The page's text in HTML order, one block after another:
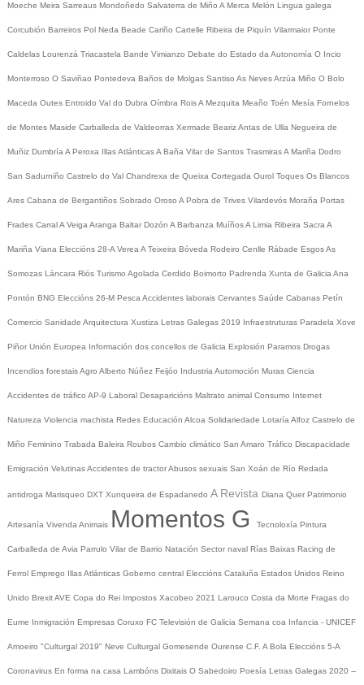
Moeche Meira Sarreaus Mondoñedo Salvaterra de Miño A Merca Melón Lingua galega
Corcubión Barreiros Pol Neda Beade Cariño Cartelle Ribeira de Piquín Vilarmaior Ponte
Caldelas Lourenzá Triacastela Bande Vimianzo Debate do Estado da Autonomía O Incio
Monterroso O Saviñao Pontedeva Baños de Molgas Santiso As NevesArzúa Miño O Bolo
Maceda Outes Entroido Val do Dubra Oímbra RoisA Mezquita Meaño Toén Mesía Fornelos
de Montes Maside Carballeda de Valdeorras Xermade BearizAntas de Ulla Negueira de
Muñiz Dumbría A Peroxa Illas AtlánticasA Baña Vilar de Santos TrasmirasA Mariña Dodro
San Sadurniño Castrelo do Val Chandrexa de Queixa Cortegada Ourol Toques Os Blancos
Ares Cabana de Bergantiños Sobrado Oroso A Pobra de Trives Vilardevós Moraña Portas
Frades CarralA Veiga Aranga Baltar Dozón A Barbanza MuíñosA Limia Ribeira Sacra A
Mariña Viana Eleccións 28-A Verea A Teixeira Bóveda Rodeiro Cenlle Rábade EsgosAs
Somozas Láncara Riós Turismo Agolada Cerdido Boimorto Padrenda Xunta de Galicia Ana
Pontón BNG Eleccións 26-M Pesca Accidentes laborais Cervantes Saúde Cabanas Petín
Comercio Sanidade Arquitectura Xustiza Letras Galegas 2019 Infraestruturas Paradela Xove
Piñor Unión Europea Información dos concellos de Galicia Explosión Paramos Drogas
Incendios forestaisAgro Alberto Núñez Feijóo Industria Automoción Muras Ciencia
Accidentes de tráfico AP-9 Laboral Desaparicións Maltrato animal Consumo Internet
Natureza Violencia machista Redes Educación Alcoa Solidariedade Lotaría Alfoz Castrelo de
Miño Feminino Trabada Baleira Roubos Cambio climático San Amaro Tráfico Discapacidade
Emigración VelutinasAccidentes de tractorAbusos sexuais San Xoán de Río Redada
antidroga Marisqueo DXT Xunqueira de Espadanedo A Revista Diana Quer Patrimonio
Artesanía Vivenda Animais Momentos G Tecnoloxía Pintura
Carballeda de Avia Parrulo Vilar de Barrio Natación Sector naval Rías Baixas Racing de
Ferrol Emprego Illas Atlánticas Goberno central Eleccións Cataluña Estados Unidos Reino
Unido BrexitAVE Copa do Rei Impostos Xacobeo 2021 Larouco Costa da Morte Fragas do
Eume Inmigración Empresas Coruxo FC Televisión de Galicia Semana coa Infancia - UNICEF
Amoeiro "Culturgal 2019" Neve Culturgal Gomesende Ourense C.F. A Bola Eleccións 5-A
Coronavirus En forma na casa Lambóns Dixitais O Sabedoiro Poesía Letras Galegas 2020 --